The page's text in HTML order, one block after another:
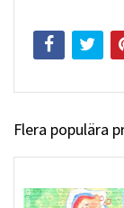
Flera populära